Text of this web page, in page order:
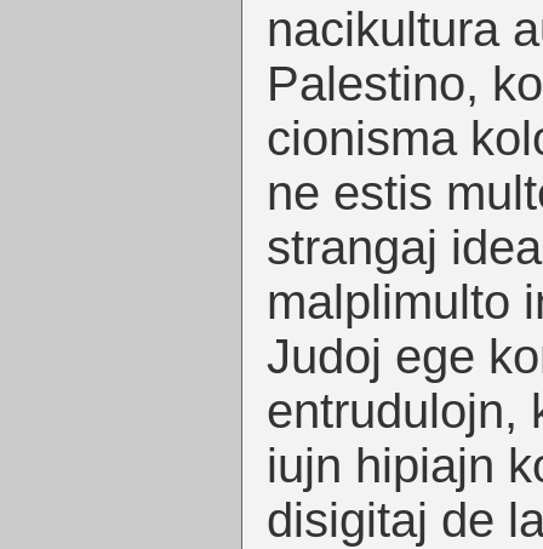
nacikultura
Palestino,
cionisma
ne estis
strangaj
malplimulto
Judoj ege
entrudulojn,
iujn hipiajn
disigitaj de